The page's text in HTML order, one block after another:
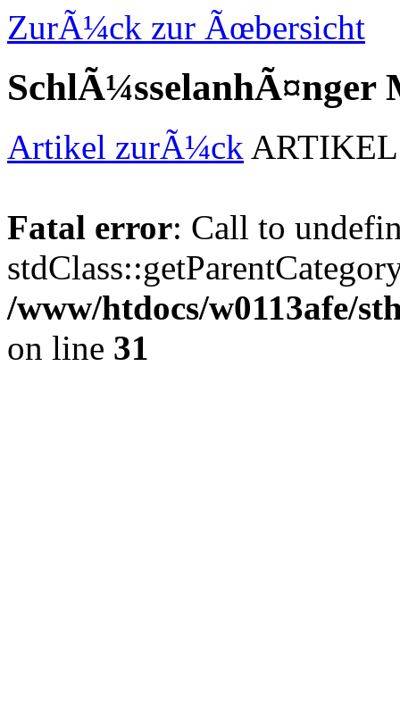
ZurÃ¼ck zur Ãœbersicht
SchlÃ¼sselanhÃ¤nger
Artikel zurÃ¼ck
Fatal error: Call to
/www/htdocs/w0113afe/
on line 31